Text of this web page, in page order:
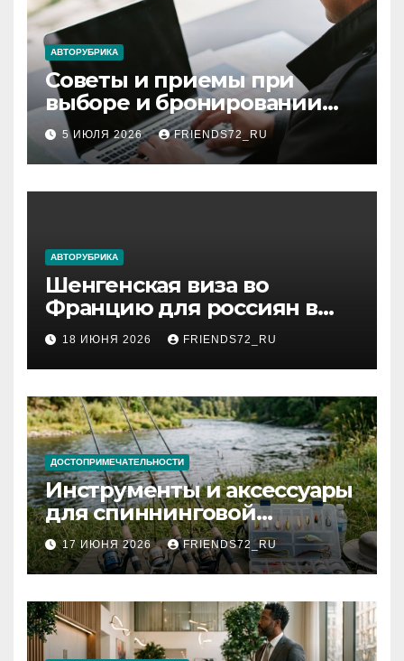
АВТОРУБРИКА
Советы и приемы при
выборе и бронировании
авиабилетов
5 ИЮЛЯ 2026 FRIENDS72_RU
АВТОРУБРИКА
Шенгенская виза во
Францию для россиян в
2026 году: сроки от 3 дней
и список необходимых
документов
18 ИЮНЯ 2026 FRIENDS72_RU
ДОСТОПРИМЕЧАТЕЛЬНОСТИ
Инструменты и аксессуары
для спиннинговой
рыбалки: назначение и
типы
17 ИЮНЯ 2026 FRIENDS72_RU